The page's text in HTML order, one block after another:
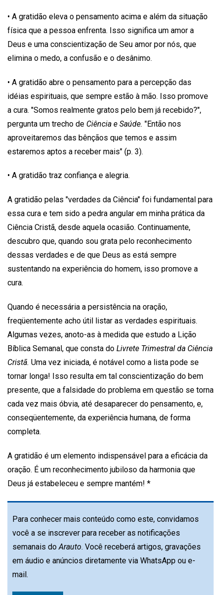
• A gratidão eleva o pensamento acima e além da situação
física que a pessoa enfrenta. Isso significa um amor a
Deus e uma conscientização de Seu amor por nós, que
elimina o medo, a confusão e o desânimo.
• A gratidão abre o pensamento para a percepção das
idéias espirituais, que sempre estão à mão. Isso promove
a cura. "Somos realmente gratos pelo bem já recebido?",
pergunta um trecho de Ciência e Saúde. "Então nos
aproveitaremos das bênçãos que temos e assim
estaremos aptos a receber mais" (p. 3).
• A gratidão traz confiança e alegria.
A gratidão pelas "verdades da Ciência" foi fundamental para
essa cura e tem sido a pedra angular em minha prática da
Ciência Cristã, desde aquela ocasião. Continuamente,
descubro que, quando sou grata pelo reconhecimento
dessas verdades e de que Deus as está sempre
sustentando na experiência do homem, isso promove a
cura.
Quando é necessária a persistência na oração,
freqüentemente acho útil listar as verdades espirituais.
Algumas vezes, anoto-as à medida que estudo a Lição
Bíblica Semanal, que consta do Livrete Trimestral da Ciência
Cristã. Uma vez iniciada, é notável como a lista pode se
tornar longa! Isso resulta em tal conscientização do bem
presente, que a falsidade do problema em questão se torna
cada vez mais óbvia, até desaparecer do pensamento, e,
conseqüentemente, da experiência humana, de forma
completa.
A gratidão é um elemento indispensável para a eficácia da
oração. É um reconhecimento jubiloso da harmonia que
Deus já estabeleceu e sempre mantém! *
Para conhecer mais conteúdo como este, convidamos
você a se inscrever para receber as notificações
semanais do Arauto. Você receberá artigos, gravações
em áudio e anúncios diretamente via WhatsApp ou e-
mail.